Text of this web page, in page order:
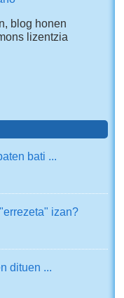
blog honen
lizentzia
bati ...
izan?
dituen ...